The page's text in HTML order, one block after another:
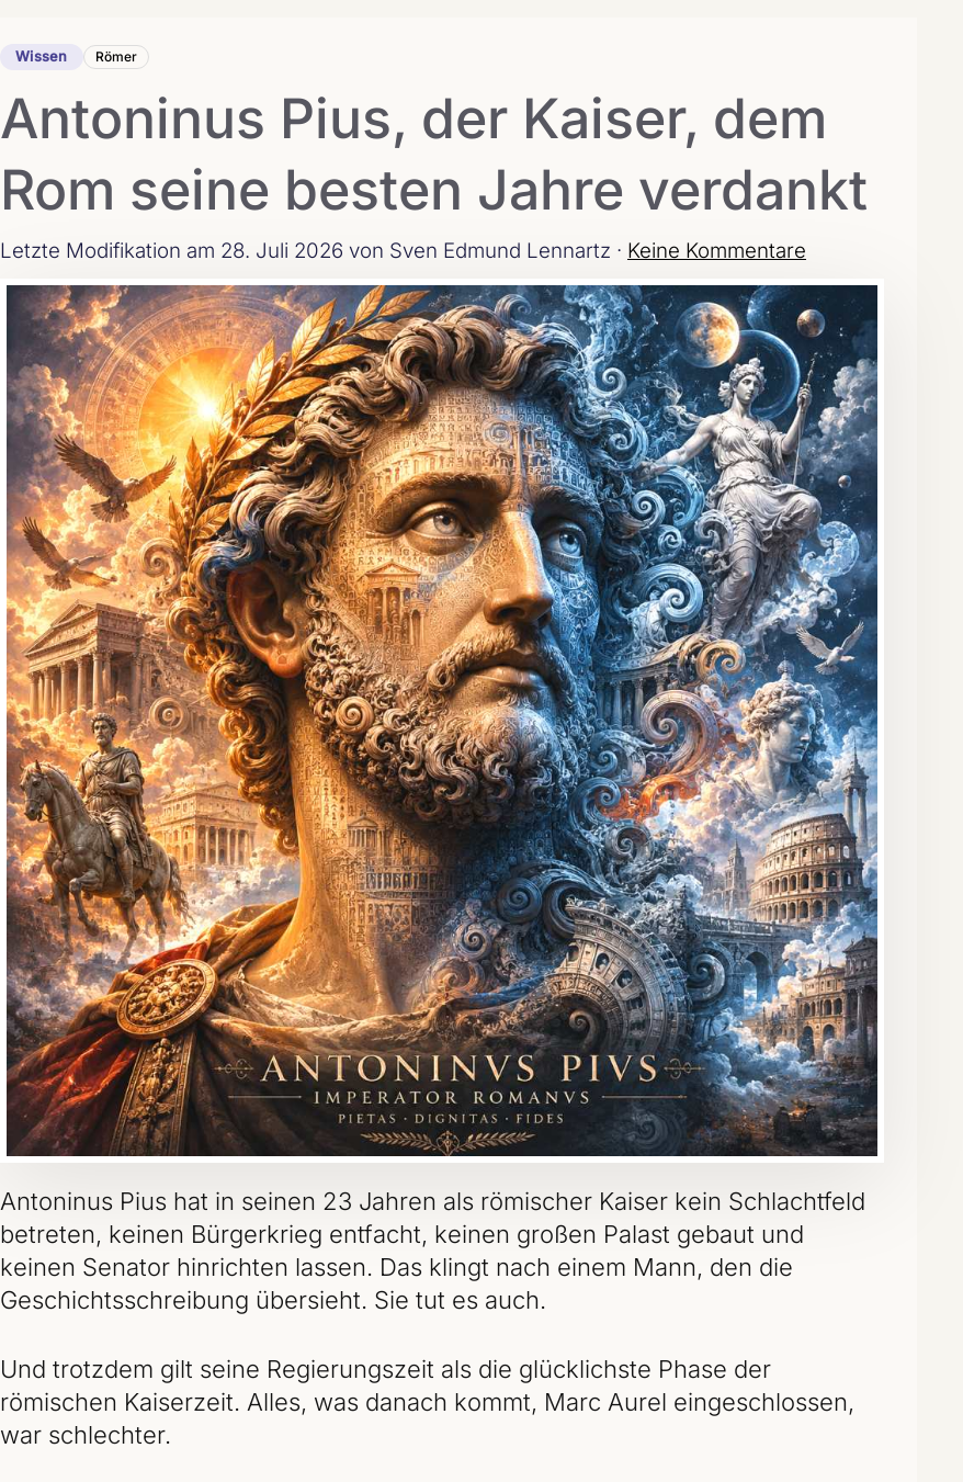
Wissen Römer
Antoninus Pius, der Kaiser, dem
Rom seine besten Jahre verdankt
Letzte Modifikation am 28. Juli 2026 von Sven Edmund Lennartz · Keine Kommentare
Antoninus Pius hat in seinen 23 Jahren als römischer Kaiser kein Schlachtfeld
betreten, keinen Bürgerkrieg entfacht, keinen großen Palast gebaut und
keinen Senator hinrichten lassen. Das klingt nach einem Mann, den die
Geschichtsschreibung übersieht. Sie tut es auch.
Und trotzdem gilt seine Regierungszeit als die glücklichste Phase der
römischen Kaiserzeit. Alles, was danach kommt, Marc Aurel eingeschlossen,
war schlechter.